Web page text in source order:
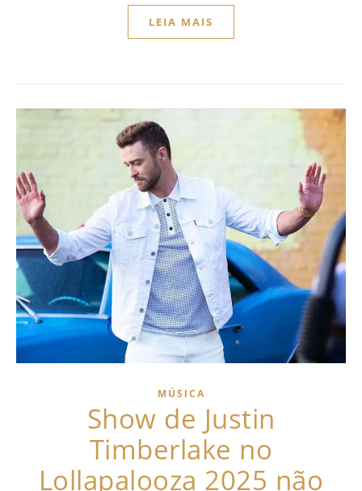
LEIA MAIS
MÚSICA
Show de Justin
Timberlake no
Lollapalooza 2025 não